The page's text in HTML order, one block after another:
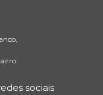
sociais